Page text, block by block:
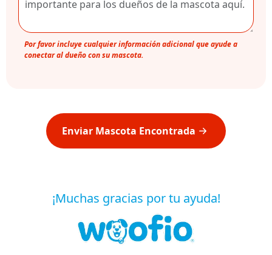
Por favor incluye cualquier información adicional que ayude a
conectar al dueño con su mascota.
Enviar Mascota Encontrada
¡Muchas gracias por tu ayuda!